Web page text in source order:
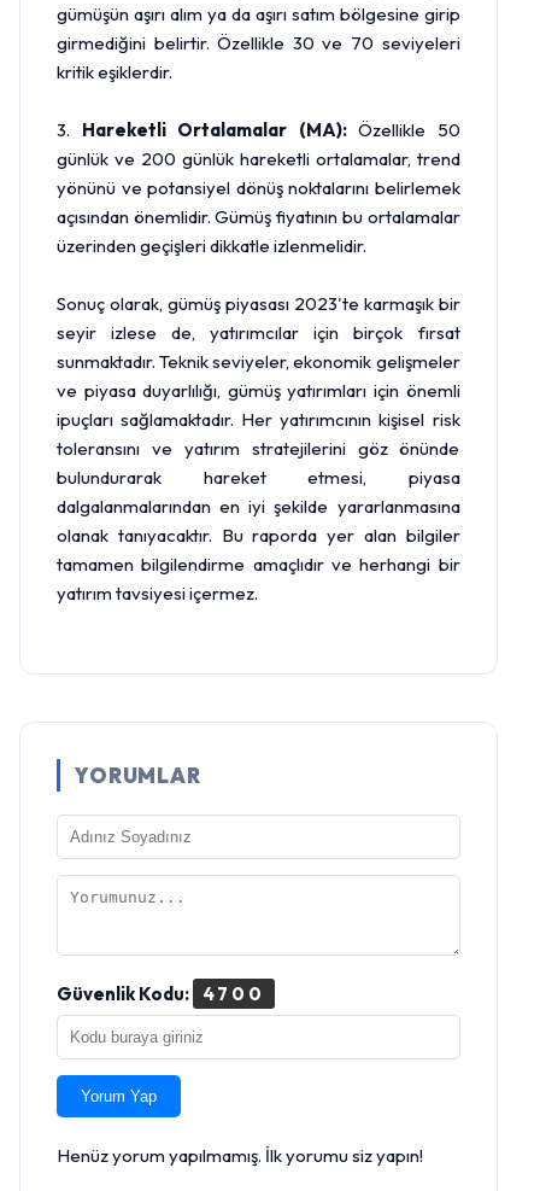
gümüşün aşırı alım ya da aşırı satım bölgesine girip
girmediğini belirtir. Özellikle 30 ve 70 seviyeleri
kritik eşiklerdir.
3. Hareketli Ortalamalar (MA):Özellikle 50
günlük ve 200 günlük hareketli ortalamalar, trend
yönünü ve potansiyel dönüş noktalarını belirlemek
açısından önemlidir. Gümüş fiyatının bu ortalamalar
üzerinden geçişleri dikkatle izlenmelidir.
Sonuç olarak, gümüş piyasası 2023'te karmaşık bir
seyir izlese de, yatırımcılar için birçok fırsat
sunmaktadır. Teknik seviyeler, ekonomik gelişmeler
ve piyasa duyarlılığı, gümüş yatırımları için önemli
ipuçları sağlamaktadır. Her yatırımcının kişisel risk
toleransını ve yatırım stratejilerini göz önünde
bulundurarak hareket etmesi, piyasa
dalgalanmalarından en iyi şekilde yararlanmasına
olanak tanıyacaktır. Bu raporda yer alan bilgiler
tamamen bilgilendirme amaçlıdır ve herhangi bir
yatırım tavsiyesi içermez.
YORUMLAR
Güvenlik Kodu: 4700
Yorum Yap
Henüz yorum yapılmamış. İlk yorumu siz yapın!